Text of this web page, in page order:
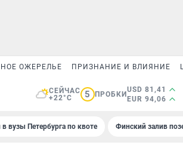
ОЖЕРЕЛЬЕ ПРИЗНАНИЕ И ВЛИЯНИЕ
СЕЙЧАС
+22°C
5 ПРОБКИ
USD 81,41
EUR 94,06
в вузы Петербурга по квоте Финский залив